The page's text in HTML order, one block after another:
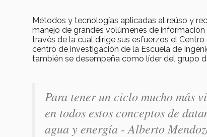
Métodos y tecnologías aplicadas al reúso y
manejo de grandes volúmenes de
través de la cual dirige sus esfuerzos el
centro de investigación de la Escuela de
también se desempeña como líder del grupo
Para tener un ciclo mucho más
en todos estos conceptos de
agua y energía - Alberto